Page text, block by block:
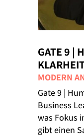
GATE 9 |
MODERN
Gate 9 |
Business
was Fokus
gibt einen